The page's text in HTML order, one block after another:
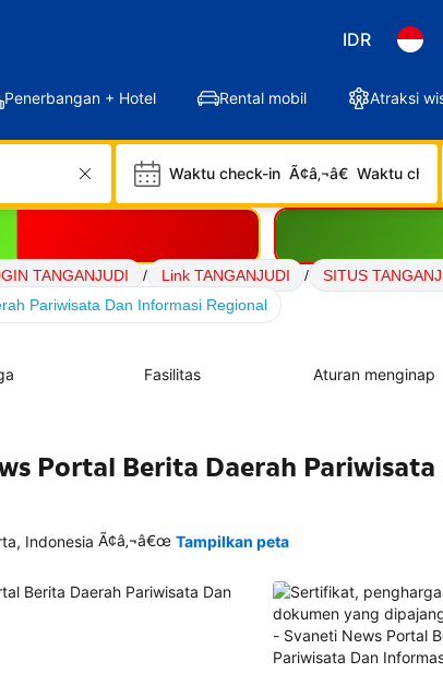
IDR
Penerbangan + Hotel Rental mobil Atraksi
Waktu check-in Ã¢â‚¬â€ Waktu
TANGANJUDI / Link TANGANJUDI / SITUS
Pariwisata Dan Informasi Regional
Fasilitas Aturan menginap
Portal Berita Daerah Pariwisata
Indonesia Ã¢â‚¬â€œ Tampilkan peta